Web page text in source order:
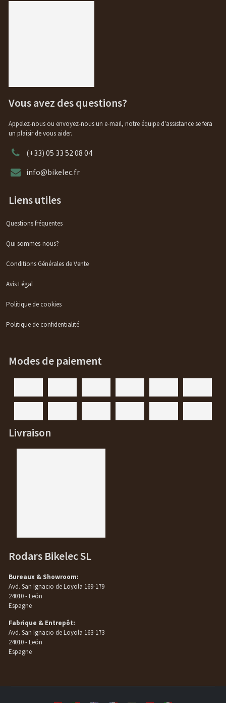
Vous avez des questions?
Appelez-nous ou envoyez-nous un e-mail, notre équipe d'assistance se fera
un plaisir de vous aider.
(+33) 05 33 52 08 04
info@bikelec.fr
Liens utiles
Questions fréquentes
Qui sommes-nous?
Conditions Générales de Vente
Avis Légal
Politique de cookies
Politique de confidentialité
Modes de paiement
Livraison
Rodars Bikelec SL
Bureaux & Showroom:
Avd. San Ignacio de Loyola 169-179
24010 - León
Espagne
Fabrique & Entrepôt:
Avd. San Ignacio de Loyola 163-173
24010 - León
Espagne